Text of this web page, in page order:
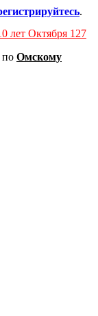
.
лет Октября 127
по Омскому